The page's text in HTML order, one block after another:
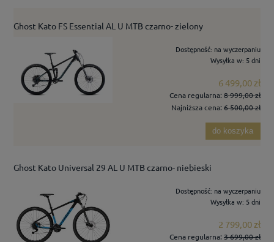
Ghost Kato FS Essential AL U MTB czarno- zielony
Dostępność: na wyczerpaniu
Wysyłka w: 5 dni
6 499,00 zł
Cena regularna: 8 999,00 zł
Najniższa cena: 6 500,00 zł
do koszyka
Ghost Kato Universal 29 AL U MTB czarno- niebieski
Dostępność: na wyczerpaniu
Wysyłka w: 5 dni
2 799,00 zł
Cena regularna: 3 699,00 zł